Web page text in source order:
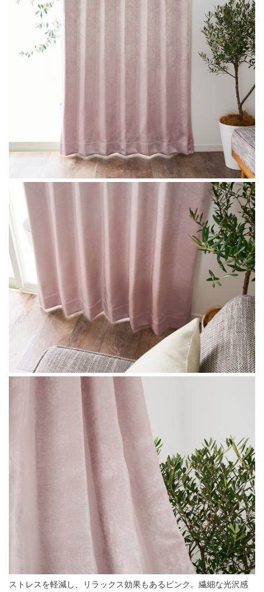
ストレスを軽減し、リラックス効果もあるピンク。繊細な光沢感